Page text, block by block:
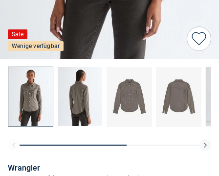
Sale
Wenige verfügbar
Wrangler